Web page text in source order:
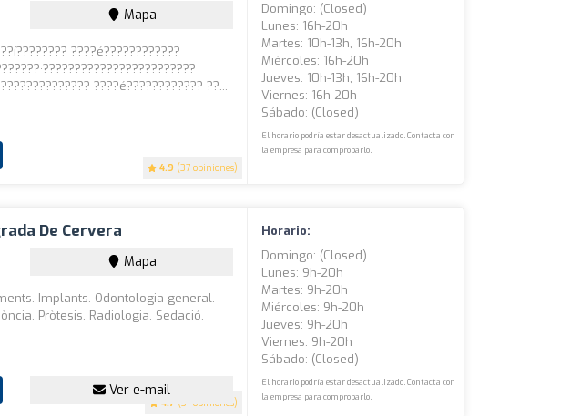
4.9 (37 opiniones)
Mapa
????é????????????
????é???????????? ??...
Domingo: (closed)
Lunes: 16h-20h
Martes: 10h-13h, 16h-20h
Miércoles: 16h-20h
Jueves: 10h-13h, 16h-20h
Viernes: 16h-20h
Sábado: (closed)
El horario podría estar desactualizado. Contacta con
la empresa para comprobarlo.
De Cervera
4.7 (31 opiniones)
Mapa
Implants. Odontologia general.
Pròtesis. Radiologia. Sedació.
Ver e-mail
Horario:
Domingo: (closed)
Lunes: 9h-20h
Martes: 9h-20h
Miércoles: 9h-20h
Jueves: 9h-20h
Viernes: 9h-20h
Sábado: (closed)
El horario podría estar desactualizado. Contacta con
la empresa para comprobarlo.